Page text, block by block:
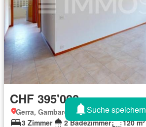
CHF 395'000
Gerra, Gambarogno, Tessin
3 Zimmer
2 Badezimmer 120 m²
Suche speichern